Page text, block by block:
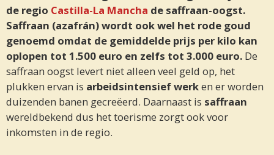
de regio Castilla-La Mancha de saffraan-oogst.
Saffraan (azafrán) wordt ook wel het rode goud
genoemd omdat de gemiddelde prijs per kilo kan
oplopen tot 1.500 euro en zelfs tot 3.000 euro. De
saffraan oogst levert niet alleen veel geld op, het
plukken ervan is arbeidsintensief werken er worden
duizenden banen gecreëerd. Daarnaast is saffraan
wereldbekend dus het toerisme zorgt ook voor
inkomsten in de regio.